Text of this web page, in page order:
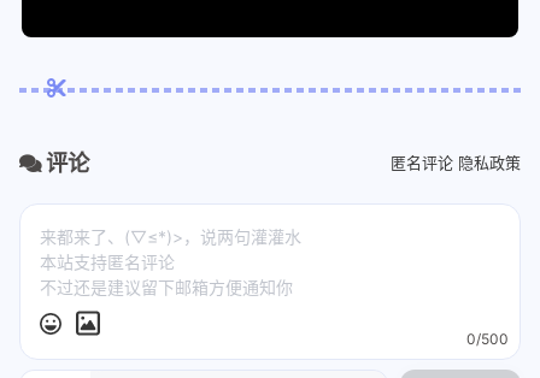
评论 匿名评论 隐私政策
0/500